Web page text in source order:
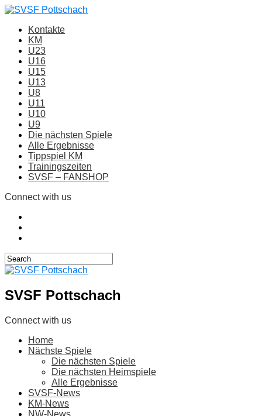
Kontakte
KM
U23
U16
U15
U13
U8
U11
U10
U9
Die nächsten Spiele
Alle Ergebnisse
Tippspiel KM
Trainingszeiten
SVSF – FANSHOP
Connect with us
SVSF Pottschach
Connect with us
Home
Nächste Spiele
Die nächsten Spiele
Die nächsten Heimspiele
Alle Ergebnisse
SVSF-News
KM-News
NW-News